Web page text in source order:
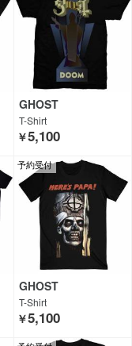
GHOST
T-Shirt
￥5,100
予約受付
GHOST
T-Shirt
￥5,100